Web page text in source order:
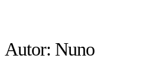
Autor: Nuno